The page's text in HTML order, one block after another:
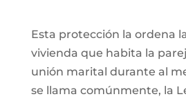
Esta protección la ordena
vivienda que habita la
unión marital durante al
se llama comúnmente, la